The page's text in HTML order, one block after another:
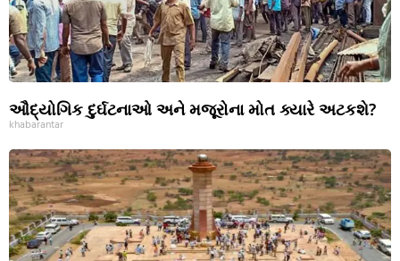
ઔદ્યોગિક દુર્ઘટનાઓ અને મજૂરોના મોત ક્યારે અટકશે?
khabarantar